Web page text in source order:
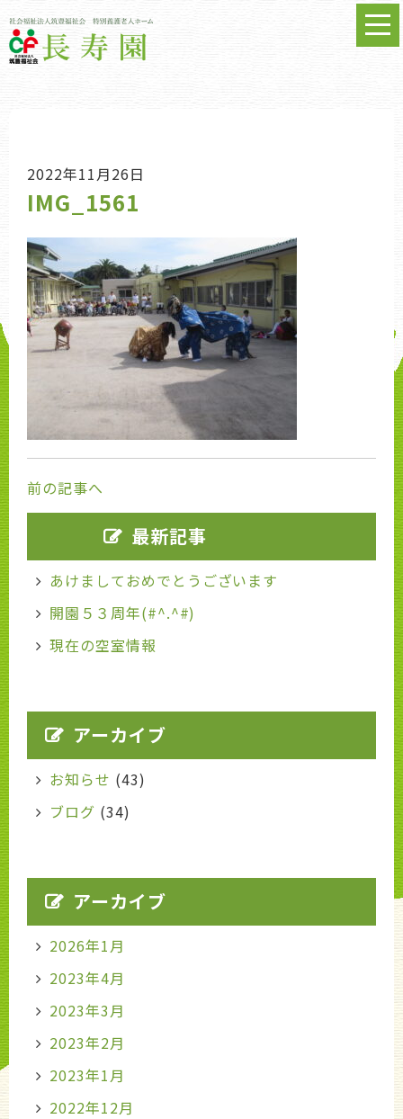
2022年11月26日
IMG_1561
前の記事へ
最新記事
あけましておめでとうございます
開園５３周年(#^.^#)
現在の空室情報
アーカイブ
お知らせ (43)
ブログ (34)
アーカイブ
2026年1月
2023年4月
2023年3月
2023年2月
2023年1月
2022年12月